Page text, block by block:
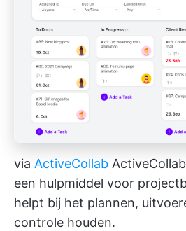
via ActiveCollab
een hulpmiddel voor
helpt bij het plannen,
controle houden.